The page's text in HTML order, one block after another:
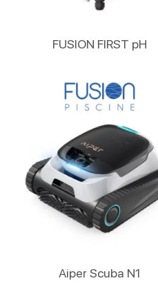
FUSION FIRST pH
Aiper Scuba N1